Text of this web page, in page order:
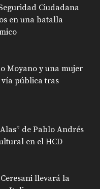
Ciudadana
en una batalla
Moyano y una mujer
pública tras
de Pablo Andrés
en el HCD
llevará la